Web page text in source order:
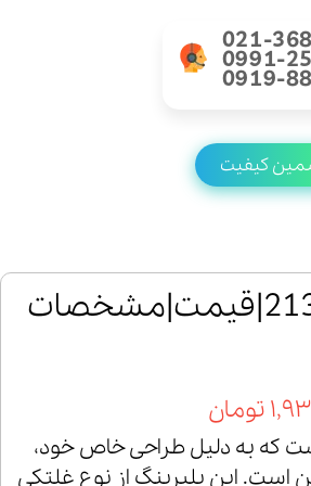
021-
0991-
0919-
کیفیت
خرید رولبرینگ بشکه ای 21317|قیمت|مشخصات
است که به دلیل طراحی خاص خود،
این بلبرینگ از نوع غلتکی